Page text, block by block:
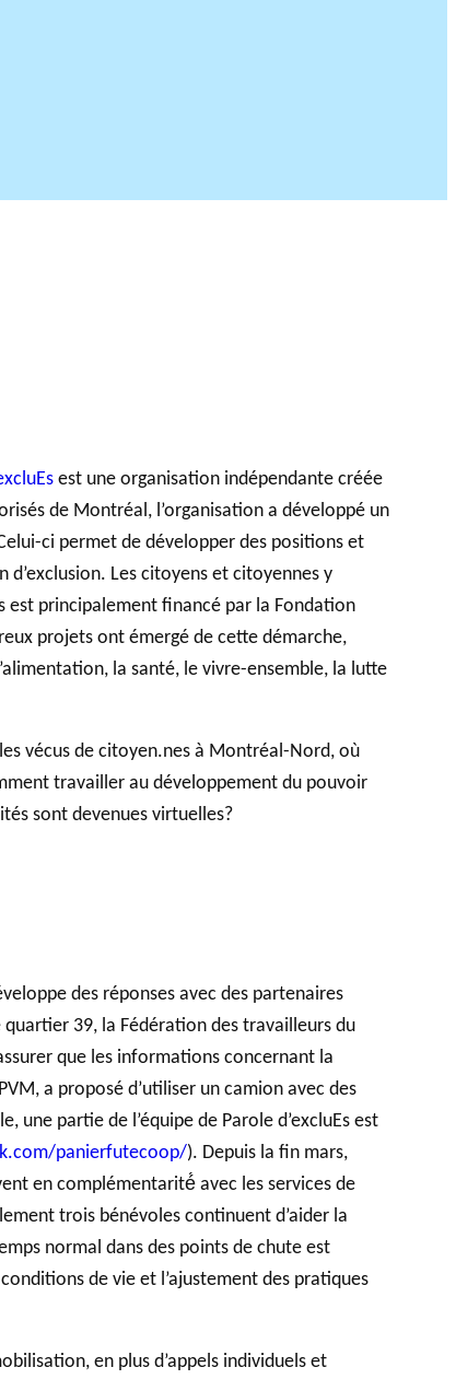
est une organisation indépendante créée
de Montréal, l’organisation a développé un
ci permet de développer des positions et
Les citoyens et citoyennes y
est principalement financé par la Fondation
projets ont émergé de cette démarche,
la santé, le vivre-ensemble, la lutte
vécus de citoyen.nes à Montréal-Nord, où
travailler au développement du pouvoir
sont devenues virtuelles?
des réponses avec des partenaires
39, la Fédération des travailleurs du
que les informations concernant la
a proposé d’utiliser un camion avec des
partie de l’équipe de Parole d’excluEs est
panierfutecoop/). Depuis la fin mars,
en complémentarité́ avec les services de
trois bénévoles continuent d’aider la
normal dans des points de chute est
de vie et l’ajustement des pratiques
en plus d’appels individuels et